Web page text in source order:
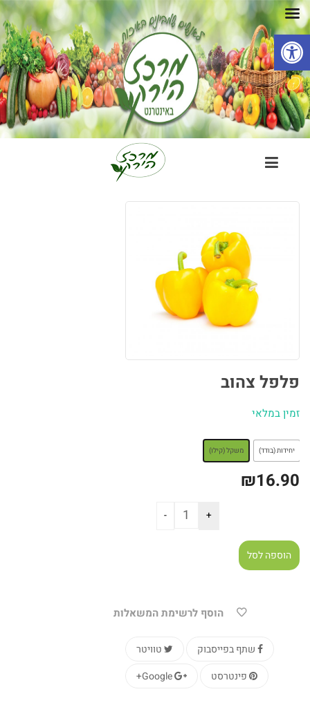
פתח סרגל נגישות
פלפל צהוב
זמין במלאי
יחידות (בודד) משקל (קילו)
₪16.90
הוספה לסל
הוסף לרשימת המשאלות
טוויטר
שתף בפייסבוק
Google+
פינטרסט